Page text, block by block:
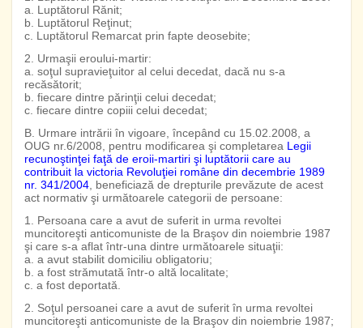
a. Luptătorul Rănit;
b. Luptătorul Reţinut;
c. Luptătorul Remarcat prin fapte deosebite;
2. Urmaşii eroului-martir:
a. soţul supravieţuitor al celui decedat, dacă nu s-a
recăsătorit;
b. fiecare dintre părinţii celui decedat;
c. fiecare dintre copiii celui decedat;
B. Urmare intrării în vigoare, începând cu 15.02.2008, a
OUG nr.6/2008, pentru modificarea şi completarea Legii
recunoştinţei faţă de eroii-martiri şi luptătorii care au
contribuit la victoria Revoluţiei române din decembrie 1989
nr. 341/2004 , beneficiază de drepturile prevăzute de acest
act normativ şi următoarele categorii de persoane:
1. Persoana care a avut de suferit in urma revoltei
muncitoreşti anticomuniste de la Braşov din noiembrie 1987
şi care s-a aflat într-una dintre următoarele situaţii:
a. a avut stabilit domiciliu obligatoriu;
b. a fost strămutată într-o altă localitate;
c. a fost deportată.
2. Soţul persoanei care a avut de suferit în urma revoltei
muncitoreşti anticomuniste de la Braşov din noiembrie 1987;